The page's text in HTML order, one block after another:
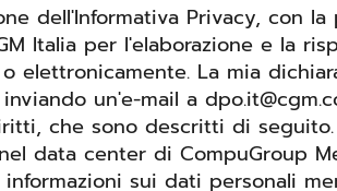
dell'Informativa Privacy, con
Italia per l'elaborazione e la
elettronicamente. La mia
un'e-mail a
che sono descritti di seguito. Ho
data center di CompuGroup
sui dati personali